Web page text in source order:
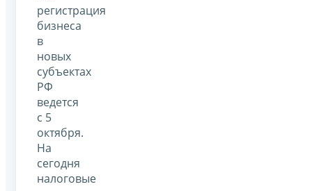
регистрация
бизнеса
в
новых
субъектах
РФ
ведется
с 5
октября.
На
сегодня
налоговые